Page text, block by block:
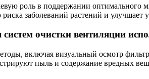
роль в поддержании оптимального
заболеваний растений и улучшает
очистки вентиляции
включая визуальный осмотр
пыль и содержание вредных